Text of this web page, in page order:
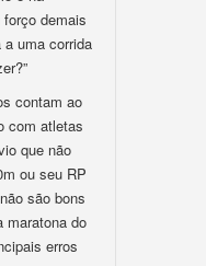
demais
uma corrida
contam ao
com atletas
que não
ou seu RP
são bons
maratona do
erros